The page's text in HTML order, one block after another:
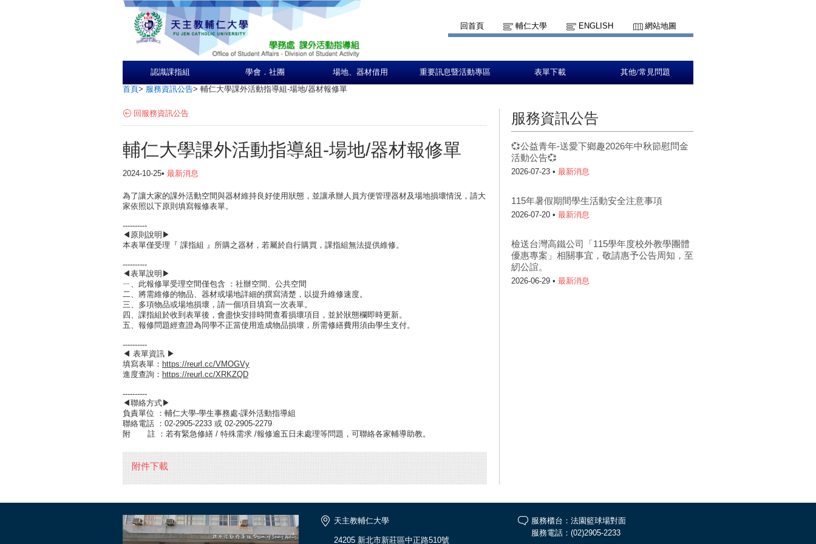
回首頁 輔仁大學 ENGLISH 網站地圖
認識課指組 學會．社團 場地、器材借用 重要訊息暨活動專區 表單下載 其他/常見問題
首頁> 服務資訊公告> 輔仁大學課外活動指導組-場地/器材報修單
回服務資訊公告
輔仁大學課外活動指導組-場地/器材報修單
2024-10-25• 最新消息
為了讓大家的課外活動空間與器材維持良好使用狀態，並讓承辦人員方便管理器材及場地損壞情況，請大
家依照以下原則填寫報修表單。
----------
◀原則說明▶
本表單僅受理『 課指組 』所購之器材，若屬於自行購買，課指組無法提供維修。
----------
◀表單說明▶
ㄧ、此報修單受理空間僅包含 ：社辦空間、公共空間
二、將需維修的物品、器材或場地詳細的撰寫清楚，以提升維修速度。
三、多項物品或場地損壞，請一個項目填寫一次表單。
四、課指組於收到表單後，會盡快安排時間查看損壞項目，並於狀態欄即時更新。
五、報修問題經查證為同學不正當使用造成物品損壞，所需修繕費用須由學生支付。
----------
◀ 表單資訊 ▶
填寫表單： https://reurl.cc/VMOGVy
進度查詢： https://reurl.cc/XRKZQD
----------
◀聯絡方式▶
負責單位 ：輔仁大學-學生事務處-課外活動指導組
聯絡電話 ：02-2905-2233 或 02-2905-2279
附 註 ：若有緊急修繕 / 特殊需求 /報修逾五日未處理等問題，可聯絡各家輔導助教。
附件下載
服務資訊公告
💞公益青年-送愛下鄉趣2026年中秋節慰問金
活動公告💞
2026-07-23 • 最新消息
115年暑假期間學生活動安全注意事項
2026-07-20 • 最新消息
檢送台灣高鐵公司「115學年度校外教學團體
優惠專案」相關事宜，敬請惠予公告周知，至
紉公誼。
2026-06-29 • 最新消息
天主教輔仁大學
24205 新北市新莊區中正路510號
服務櫃台：法園籃球場對面
服務電話：(02)2905-2233